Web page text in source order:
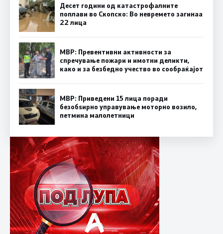
Десет години од катастрофалните
поплави во Скопско: Во невремето загинаа
22 лица
МВР: Превентивни активности за
спречување пожари и имотни деликти,
како и за безбедно учество во сообраќајот
МВР: Приведени 15 лица поради
безобѕирно управување моторно возило,
петмина малолетници